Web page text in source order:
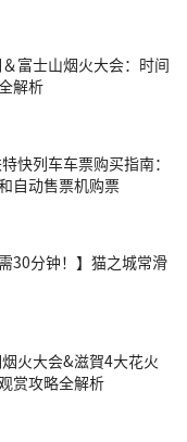
富士山烟火大会：时间
解析
快列车车票购买指南：
自动售票机购票
30分钟！】猫之城常滑
烟火大会&滋賀4大花火
赏攻略全解析